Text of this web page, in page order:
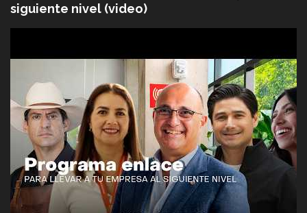
siguiente nivel (video)